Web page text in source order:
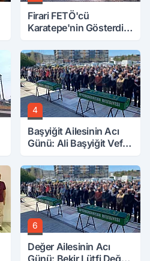
Firari FETÖ'cü
Karatepe'nin Gösterdiği
Aranıyor
4
Başyiğit Ailesinin Acı
Günü: Ali Başyiğit Vefat
6
Değer Ailesinin Acı
Günü: Bekir Lütfi Değer